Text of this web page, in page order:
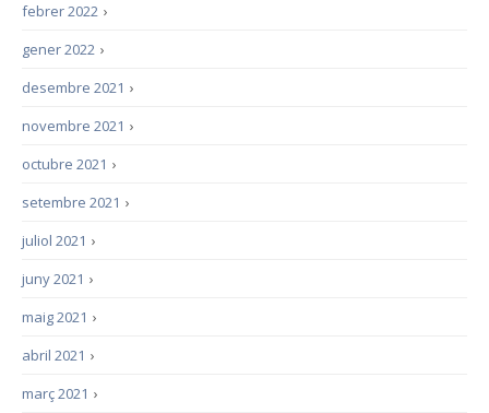
›
febrer 2022
›
gener 2022
›
desembre 2021
›
novembre 2021
›
octubre 2021
›
setembre 2021
›
juliol 2021
›
juny 2021
›
maig 2021
›
abril 2021
›
març 2021